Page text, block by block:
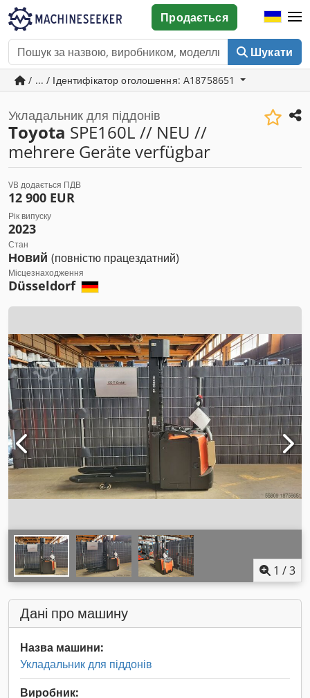
Шукати
Продається
/ ... / Ідентифікатор оголошення: A18758651
Укладальник для піддонів
Toyota SPE160L // NEU //
mehrere Geräte verfügbar
VB додається ПДВ
12 900 EUR
Рік випуску
2023
Стан
Новий (повністю працездатний)
Місцезнаходження
Düsseldorf
1 /3
Дані про машину
Назва машини:
Укладальник для піддонів
Виробник: